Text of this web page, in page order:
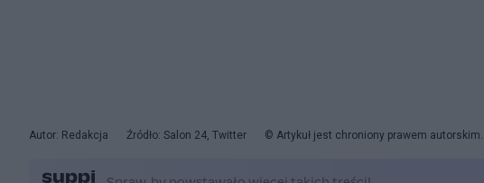
Autor: Redakcja Źródło: Salon 24, Twitter © Artykuł jest chroniony prawem autorskim.